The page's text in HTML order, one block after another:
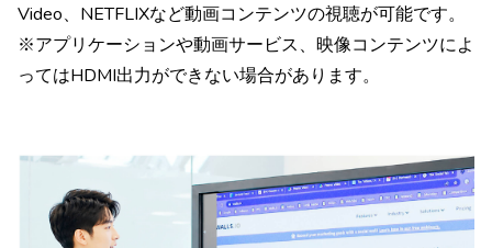
Video、NETFLIXなど動画コンテンツの視聴が可能です。
※アプリケーションや動画サービス、映像コンテンツによ
ってはHDMI出力ができない場合があります。